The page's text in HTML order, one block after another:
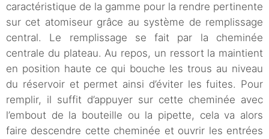
caractéristique de la gamme pour la rendre pertinente
sur cet atomiseur grâce au système de remplissage
central. Le remplissage se fait par la cheminée
centrale du plateau. Au repos, un ressort la maintient
en position haute ce qui bouche les trous au niveau
du réservoir et permet ainsi d’éviter les fuites. Pour
remplir, il suffit d’appuyer sur cette cheminée avec
l’embout de la bouteille ou la pipette, cela va alors
faire descendre cette cheminée et ouvrir les entrées